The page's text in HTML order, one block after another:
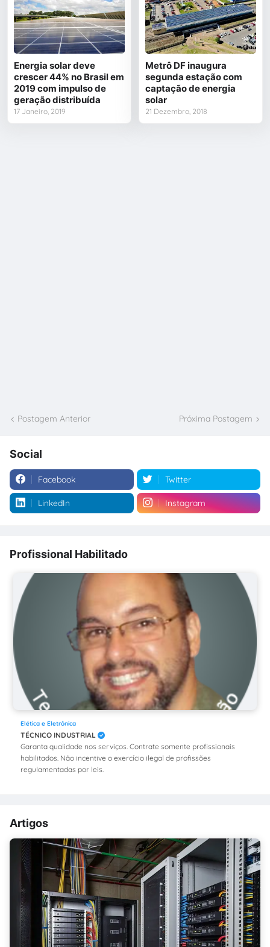
Energia solar deve
crescer 44% no Brasil em
2019 com impulso de
geração distribuída
17 Janeiro, 2019
Metrô DF inaugura
segunda estação com
captação de energia
solar
21 Dezembro, 2018
Postagem Anterior Próxima Postagem
Social
Facebook Twitter
LinkedIn Instagram
Profissional Habilitado
Elética e Eletrônica
TÉCNICO INDUSTRIAL
Garanta qualidade nos serviços. Contrate somente profissionais
habilitados. Não incentive o exercício ilegal de profissões
regulamentadas por leis.
Artigos